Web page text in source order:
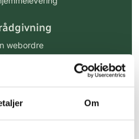
Om
webordre
(30 min. i Kbh)
via GLS, og DAO